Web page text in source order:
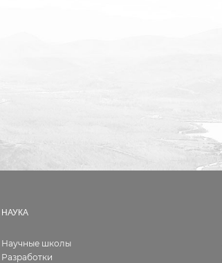
НАУКА
Научные школы
Разработки